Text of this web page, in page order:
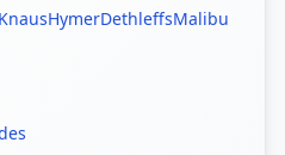
KnausHymerDethleffsMalibu